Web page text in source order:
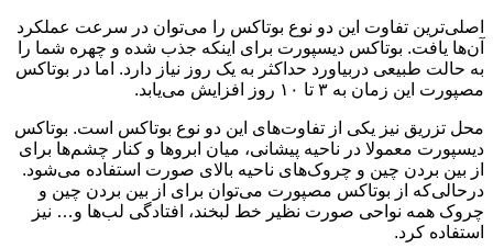
اصلی‌ترین تفاوت این دو نوع بوتاکس را می‌توان در سرعت عملکرد
آن‌ها یافت. بوتاکس دیسپورت برای اینکه جذب شده و چهره شما را
به حالت طبیعی دربیاورد حداکثر به یک روز نیاز دارد. اما در بوتاکس
مصپورت این زمان به ۳ تا ۱۰ روز افزایش می‌یابد.
محل تزریق نیز یکی از تفاوت‌های این دو نوع بوتاکس است. بوتاکس
دیسپورت معمولا در ناحیه پیشانی، میان ابروها و کنار چشم‌ها برای
از بین بردن چین و چروک‌های ناحیه بالای صورت استفاده می‌شود.
درحالی‌که از بوتاکس مصپورت می‌توان برای از بین بردن چین و
چروک همه نواحی صورت نظیر خط لبخند، افتادگی لب‌ها و… نیز
استفاده کرد.